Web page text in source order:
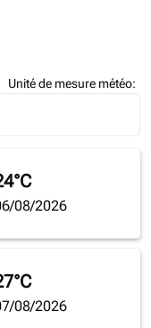
Unité de mesure météo:
08/2026
08/2026